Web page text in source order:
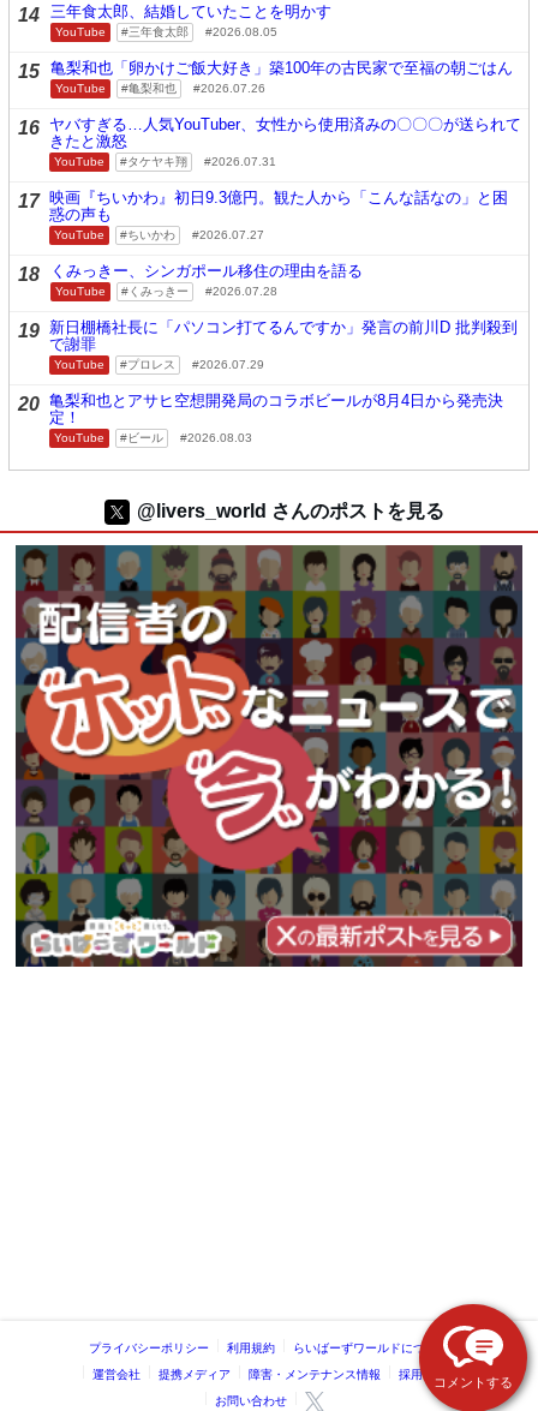
コメントする
14 三年食太郎、結婚していたことを明かす
YouTube 三年食太郎 2026.08.05
15 亀梨和也「卵かけご飯大好き」築100年の古民家で至福の朝ごはん
YouTube 亀梨和也 2026.07.26
16 ヤバすぎる…人気YouTuber、女性から使用済みの〇〇〇が送られて
きたと激怒
YouTube タケヤキ翔 2026.07.31
17 映画『ちいかわ』初日9.3億円。観た人から「こんな話なの」と困
惑の声も
YouTube ちいかわ 2026.07.27
18 くみっきー、シンガポール移住の理由を語る
YouTube くみっきー 2026.07.28
19 新日棚橋社長に「パソコン打てるんですか」発言の前川D 批判殺到
で謝罪
YouTube プロレス 2026.07.29
20 亀梨和也とアサヒ空想開発局のコラボビールが8月4日から発売決
定！
YouTube ビール 2026.08.03
@livers_world さんのポストを見る
プライバシーポリシー 利用規約 らいばーずワールドについて
運営会社 提携メディア 障害・メンテナンス情報 採用情報
お問い合わせ